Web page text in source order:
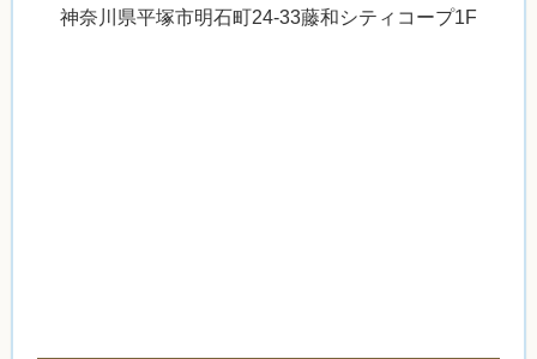
神奈川県平塚市明石町24-33藤和シティコープ1F